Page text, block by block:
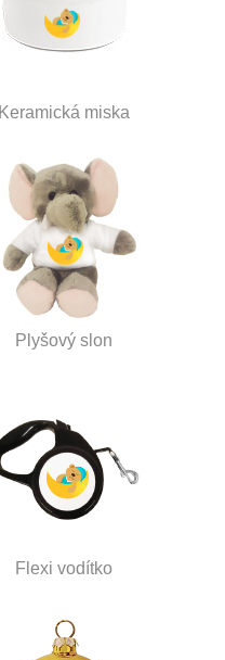
Keramická miska
Plyšový slon
Flexi vodítko